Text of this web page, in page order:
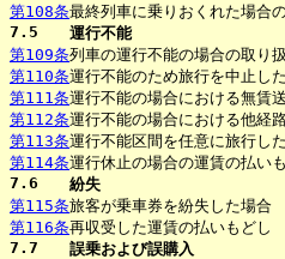
第108条最終列車に乗りおくれた場合
7.5
運行不能
第109条列車の運行不能の場合の取り
第110条運行不能のため旅行を中止し
第111条運行不能の場合における無賃
第112条運行不能の場合における他経
第113条運行不能区間を任意に旅行し
第114条運行休止の場合の運賃の払い
7.6
紛失
第115条旅客が乗車券を紛失した場合
第116条再収受した運賃の払いもどし
7.7
誤乗および誤購入